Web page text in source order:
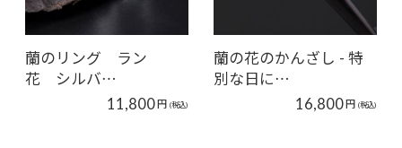
蘭のリング ラン
花 シルバ…
11,800円 (税込)
蘭の花のかんざし - 特
別な日に…
16,800円 (税込)